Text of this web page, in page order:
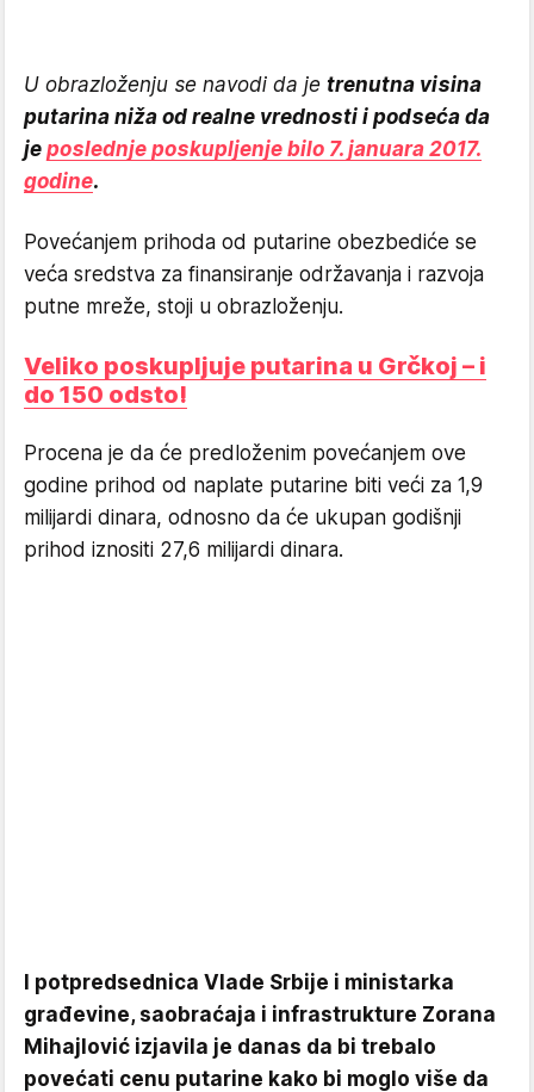
U obrazloženju se navodi da je trenutna visina
putarina niža od realne vrednosti i podseća da
je poslednje poskupljenje bilo 7. januara 2017.
godine.
Povećanjem prihoda od putarine obezbediće se
veća sredstva za finansiranje održavanja i razvoja
putne mreže, stoji u obrazloženju.
Veliko poskupljuje putarina u Grčkoj – i
do 150 odsto!
Procena je da će predloženim povećanjem ove
godine prihod od naplate putarine biti veći za 1,9
milijardi dinara, odnosno da će ukupan godišnji
prihod iznositi 27,6 milijardi dinara.
I potpredsednica Vlade Srbije i ministarka
građevine, saobraćaja i infrastrukture Zorana
Mihajlović izjavila je danas da bi trebalo
povećati cenu putarine kako bi moglo više da